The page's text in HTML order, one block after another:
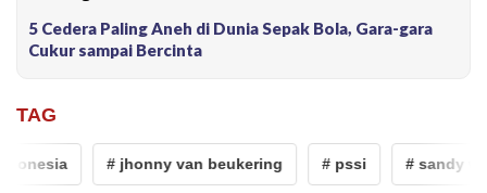
5 Cedera Paling Aneh di Dunia Sepak Bola, Gara-gara
Cukur sampai Bercinta
TAG
# jhonny van beukering # pssi # sandy